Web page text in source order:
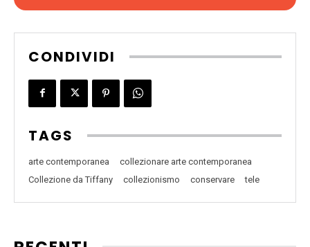
CONDIVIDI
TAGS
arte contemporanea
collezionare arte contemporanea
Collezione da Tiffany
collezionismo conservare tele